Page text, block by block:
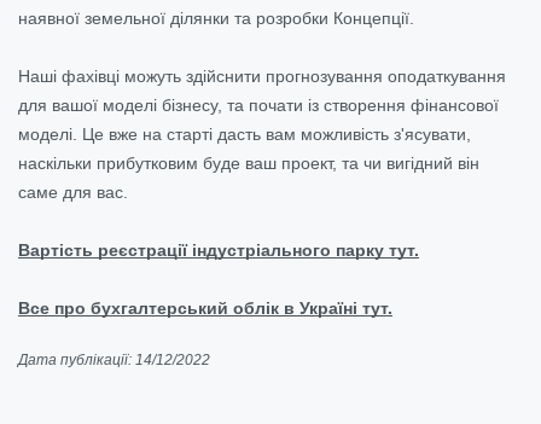
наявної земельної ділянки та розробки Концепції.
Наші фахівці можуть здійснити прогнозування оподаткування
для вашої моделі бізнесу, та почати із створення фінансової
моделі. Це вже на старті дасть вам можливість з'ясувати,
наскільки прибутковим буде ваш проект, та чи вигідний він
саме для вас.
Вартість реєстрації індустріального парку тут.
Все про бухгалтерський облік в Україні тут.
Дата публікації: 14/12/2022